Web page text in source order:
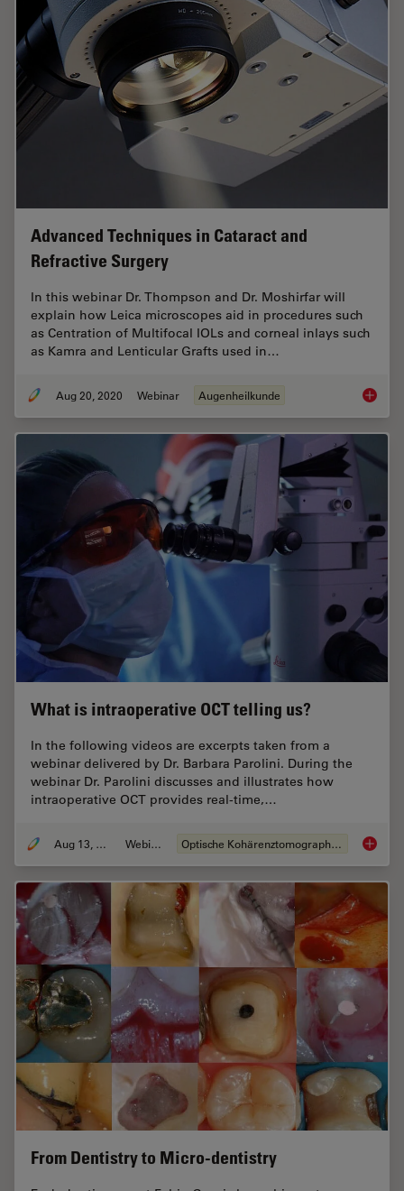
Advanced Techniques in Cataract and
Refractive Surgery
In this webinar Dr. Thompson and Dr. Moshirfar will
explain how Leica microscopes aid in procedures such
as Centration of Multifocal IOLs and corneal inlays such
as Kamra and Lenticular Grafts used in…
Aug 20, 2020 Webinar Augenheilkunde
What is intraoperative OCT telling us?
In the following videos are excerpts taken from a
webinar delivered by Dr. Barbara Parolini. During the
webinar Dr. Parolini discusses and illustrates how
intraoperative OCT provides real-time,…
Aug 13, 2020 Webinar Optische Kohärenztomographie (OCT) What
From Dentistry to Micro-dentistry